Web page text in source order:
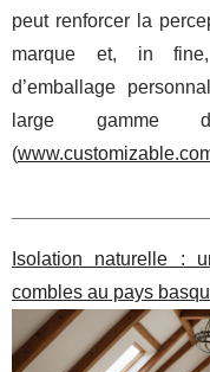
peut renforcer la
marque et, in fine,
d’emballage
large gamme
(
Isolation naturelle :
combles au pays